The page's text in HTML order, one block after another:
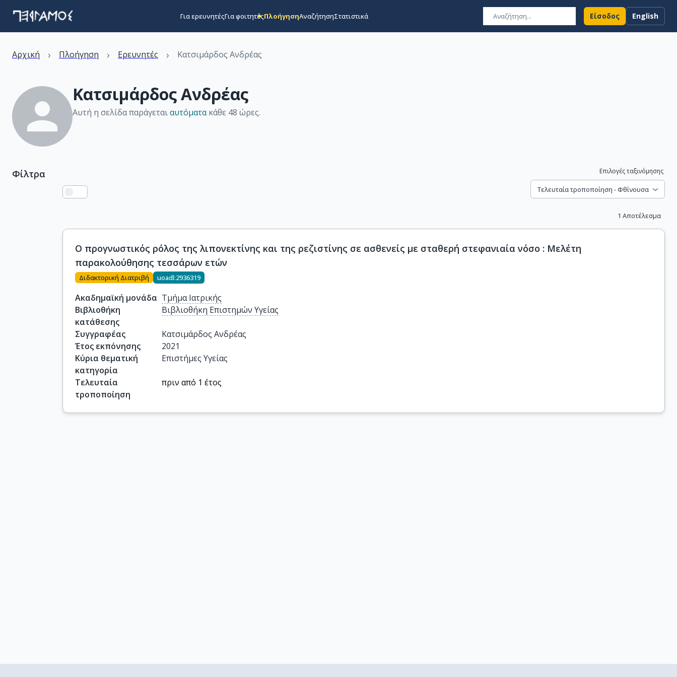
Για ερευνητέςΓια φοιτητέςΠλοήγησηΑναζήτησηΣτατιστικά Είσοδος English
Αρχική › Πλοήγηση › Ερευνητές › Κατσιμάρδος Ανδρέας
Κατσιμάρδος Ανδρέας
Αυτή η σελίδα παράγεταιαυτόματακάθε 48 ώρες.
Φίλτρα Επιλογές ταξινόμησης
Τελευταία τροποποίηση - Φθίνουσα
1 Αποτέλεσμα
Ο προγνωστικός ρόλος της λιπονεκτίνης και της ρεζιστίνης σε ασθενείς με σταθερή στεφανιαία νόσο : Μελέτη
παρακολούθησης τεσσάρων ετών
Διδακτορική Διατριβή uoadl:2936319
Ακαδημαϊκή μονάδα Τμήμα Ιατρικής
Βιβλιοθήκη
κατάθεσης
Βιβλιοθήκη Επιστημών Υγείας
Συγγραφέας
Κατσιμάρδος Ανδρέας
Έτος εκπόνησης
2021
Κύρια θεματική
κατηγορία
Επιστήμες Υγείας
Τελευταία
τροποποίηση
πριν από 1 έτος